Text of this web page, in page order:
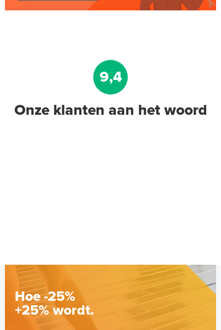
9,4
Onze klanten aan het woord
Hoe -25%
+25% wordt.